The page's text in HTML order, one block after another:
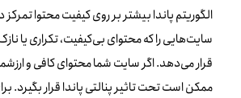
الگوریتم پاندا بیشتر بر روی کیفیت محتوا تمرکز
سایت‌هایی را که محتوای بی‌کیفیت، تکراری یا
قرار می‌دهد. اگر سایت شما محتوای کافی و
ممکن است تحت تاثیر پنالتی پاندا قرار بگیرد.